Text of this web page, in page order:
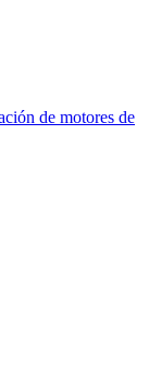
de motores de